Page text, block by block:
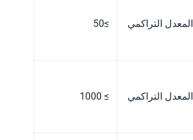
المعدل التراكمي ≥50
المعدل التراكمي ≥ 1000